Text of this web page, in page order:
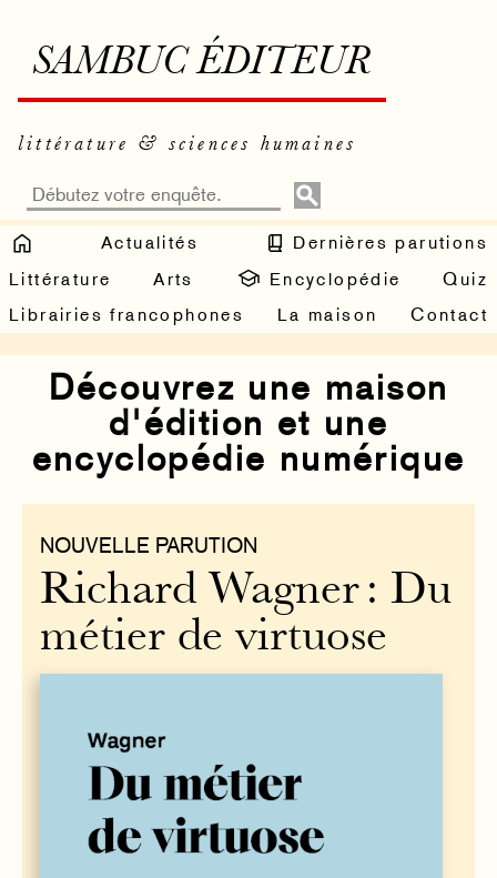
SAMBUC ÉDITEUR
littérature & sciences humaines
Actualités
Dernières parutions
Littérature
Arts Encyclopédie
Quiz
Librairies francophones
La maison Contact
Découvrez une maison
d'édition et une
encyclopédie numérique
NOUVELLE PARUTION
Richard Wagner : Du
métier de virtuose